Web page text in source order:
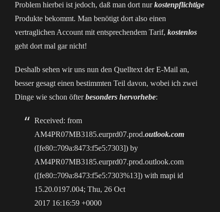
Problem hierbei ist jedoch, daß man dort nurkostenpflichtige
Produkte bekommt. Man benötigt dort also einen
vertraglichen Account mit entsprechendem Tarif, kostenlos
geht dort mal gar nicht!
Deshalb sehen wir uns nun den Quelltext der E-Mail an,
besser gesagt einen bestimmten Teil davon, wobei ich zwei
Dinge wie schon öfterbesonders hervorhebe:
Received: from
AM4PR07MB3185.eurprd07.prod.outlook.com
([fe80::709a:8473:f5e5:7303]) by
AM4PR07MB3185.eurprd07.prod.outlook.com
([fe80::709a:8473:f5e5:7303%13]) with mapi id
15.20.0197.004; Thu, 26 Oct
2017 16:16:59 +0000